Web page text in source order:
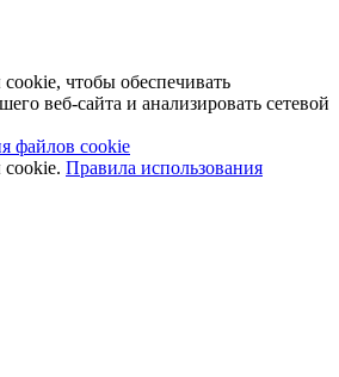
чтобы обеспечивать
веб-сайта и анализировать сетевой
файлов cookie
Правила использования